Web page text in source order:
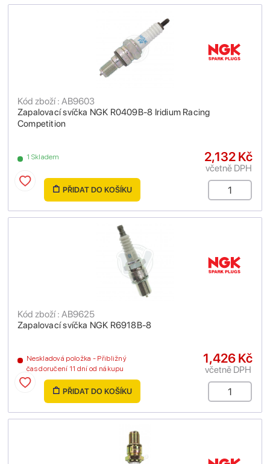
Zapalovací svíčka NGK R0409B-8 Iridium Racing
Competition
Kód zboží : AB9603
1 Skladem 2,132 Kč
včetně DPH
PŘIDAT DO KOŠÍKU
Zapalovací svíčka NGK R6918B-8
Kód zboží : AB9625
Neskladová položka - Přibližný
čas doručení 11 dní od nákupu
1,426 Kč
včetně DPH
PŘIDAT DO KOŠÍKU